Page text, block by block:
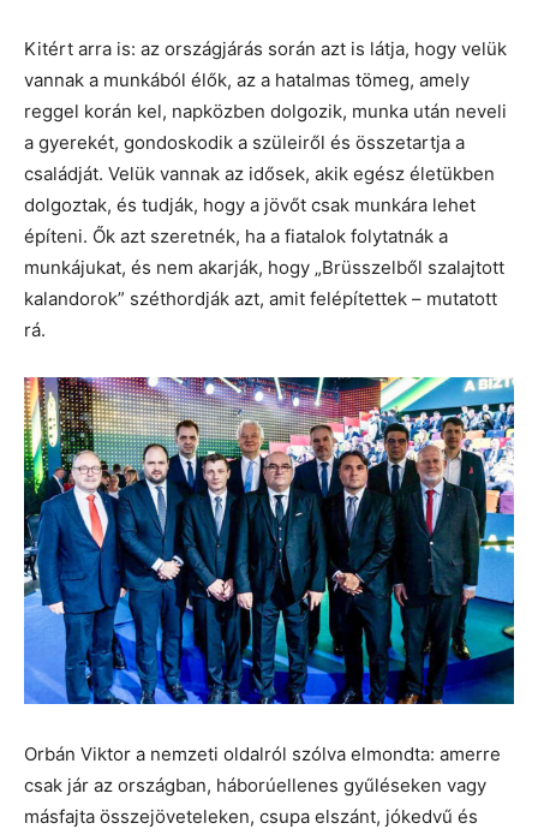
Kitért arra is: az országjárás során azt is látja, hogy velük
vannak a munkából élők, az a hatalmas tömeg, amely
reggel korán kel, napközben dolgozik, munka után neveli
a gyerekét, gondoskodik a szüleiről és összetartja a
családját. Velük vannak az idősek, akik egész életükben
dolgoztak, és tudják, hogy a jövőt csak munkára lehet
építeni. Ők azt szeretnék, ha a fiatalok folytatnák a
munkájukat, és nem akarják, hogy „Brüsszelből szalajtott
kalandorok” széthordják azt, amit felépítettek – mutatott
rá.
Orbán Viktor a nemzeti oldalról szólva elmondta: amerre
csak jár az országban, háborúellenes gyűléseken vagy
másfajta összejöveteleken, csupa elszánt, jókedvű és